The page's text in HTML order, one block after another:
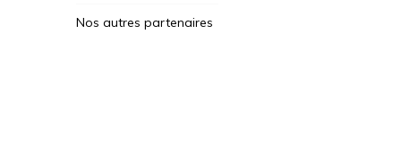
Nos autres partenaires